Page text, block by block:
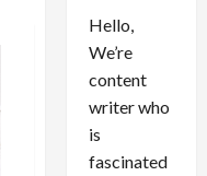
Hello,
We’re
content
writer who
is
fascinated